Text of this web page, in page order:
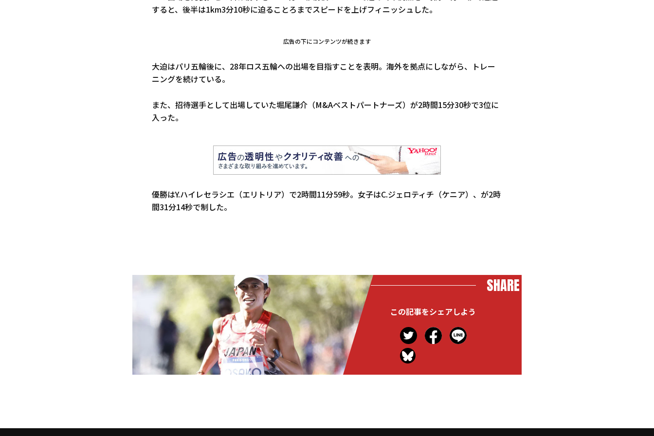
すると、後半は1km3分10秒に迫ることろまでスピードを上げフィニッシュした。
広告の下にコンテンツが続きます
大迫はパリ五輪後に、28年ロス五輪への出場を目指すことを表明。海外を拠点にしながら、トレー
ニングを続けている。
また、招待選手として出場していた堀尾謙介（M&Aベストパートナーズ）が2時間15分30秒で3位に
入った。
優勝はY.ハイレセラシエ（エリトリア）で2時間11分59秒。女子はC.ジェロティチ（ケニア）、が2時
間31分14秒で制した。
SHARE
この記事をシェアしよう